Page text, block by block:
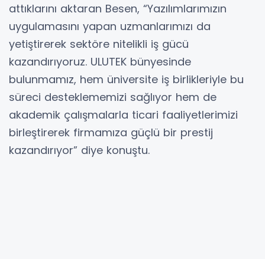
attıklarını aktaran Besen, “Yazılımlarımızın
uygulamasını yapan uzmanlarımızı da
yetiştirerek sektöre nitelikli iş gücü
kazandırıyoruz. ULUTEK bünyesinde
bulunmamız, hem üniversite iş birlikleriyle bu
süreci desteklememizi sağlıyor hem de
akademik çalışmalarla ticari faaliyetlerimizi
birleştirerek firmamıza güçlü bir prestij
kazandırıyor” diye konuştu.